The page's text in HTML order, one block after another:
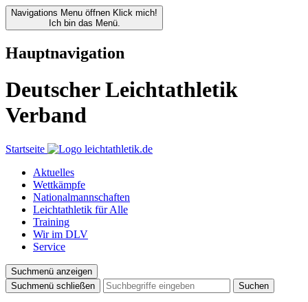
Navigations Menu öffnen Klick mich!
Ich bin das Menü.
Hauptnavigation
Deutscher Leichtathletik
Verband
Startseite
Aktuelles
Wettkämpfe
Nationalmannschaften
Leichtathletik für Alle
Training
Wir im DLV
Service
Suchmenü anzeigen
Suchmenü schließen
Suchen